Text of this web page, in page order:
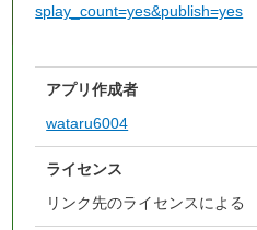
splay_count=yes&publish=yes
アプリ作成者
wataru6004
ライセンス
リンク先のライセンスによる